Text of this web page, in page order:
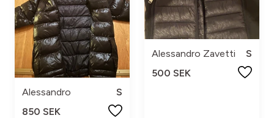
Alessandro
S
850 SEK
Alessandro Zavetti
S
500 SEK